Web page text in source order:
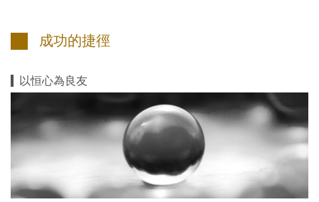
成功的捷徑
以恒心為良友